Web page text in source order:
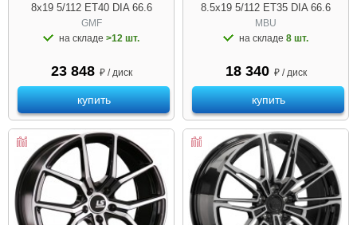
8x19 5/112 ET40 DIA 66.6
GMF
на складе >12 шт.
23 848 ₽ / диск
купить
8.5x19 5/112 ET35 DIA 66.6
MBU
на складе 8 шт.
18 340 ₽ / диск
купить